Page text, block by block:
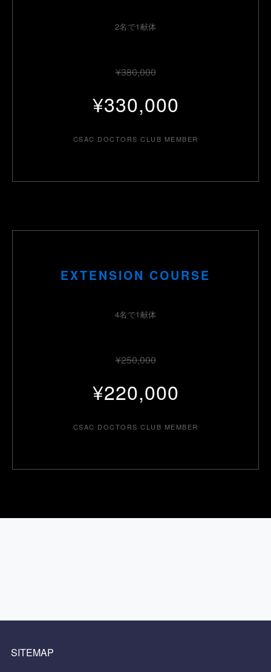
2名で1献体
¥380,000
¥330,000
CSAC DOCTORS CLUB MEMBER
EXTENSION COURSE
4名で1献体
¥250,000
¥220,000
CSAC DOCTORS CLUB MEMBER
SITEMAP